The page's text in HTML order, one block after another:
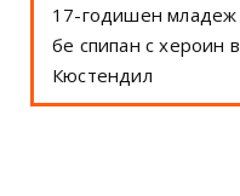
17-годишен младеж
бе спипан с хероин в
Кюстендил